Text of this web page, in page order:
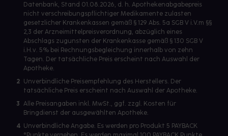
Datenbank, Stand 01.08.2026, d. h. Apothekenabgabepreis
nicht verschreibungspflichtiger Medikamente zulasten
gesetzlicher Krankenkassen gemäß § 129 Abs. 5a SGB V i.V.m §§
2,3 der Arzneimittelpreisverordnung, abzüglich eines
Abschlags zugunsten der Krankenkasse gemäß § 130 SGB V
i.H.v. 5% bei Rechnungsbegleichung innerhalb von zehn
Tagen. Der tatsächliche Preis erscheint nach Auswahl der
Apotheke.
2 Unverbindliche Preisempfehlung des Herstellers. Der
tatsächliche Preis erscheint nach Auswahl der Apotheke.
3 Alle Preisangaben inkl. MwSt., ggf. zzgl. Kosten für
Bringdienst der ausgewählten Apotheke.
4 Unverbindliche Angabe. Es werden pro Produkt 5 PAYBACK